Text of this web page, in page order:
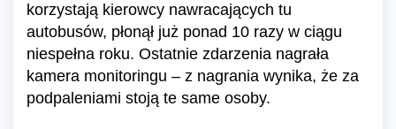
korzystają kierowcy nawracających tu
autobusów, płonął już ponad 10 razy w ciągu
niespełna roku. Ostatnie zdarzenia nagrała
kamera monitoringu – z nagrania wynika, że za
podpaleniami stoją te same osoby.